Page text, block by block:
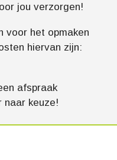
jou verzorgen!
voor het opmaken
hiervan zijn:
afspraak
naar keuze!